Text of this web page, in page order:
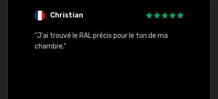
Christian
"J'ai trouvé le RAL précis pour le ton de ma
chambre."